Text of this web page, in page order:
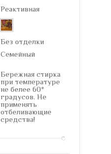
Реактивная
Без отделки
Семейный
Бережная стирка
при температуре
не белее 60*
градусов. Не
применять
отбеливающие
средства!